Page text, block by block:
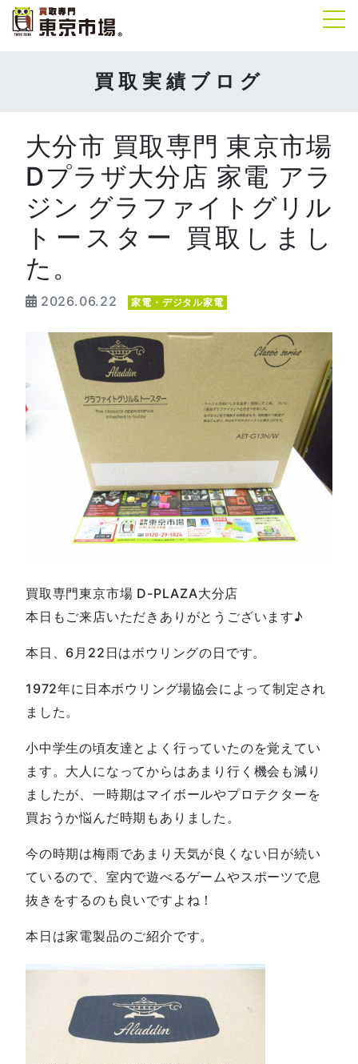
買取実績ブログ
大分市 買取専門 東京市場
Dプラザ大分店 家電 アラ
ジン グラファイトグリル
トースター 買取しまし
た。
2026.06.22 家電・デジタル家電
買取専門東京市場 D-PLAZA大分店
本日もご来店いただきありがとうございます♪
本日、6月22日はボウリングの日です。
1972年に日本ボウリング場協会によって制定され
ました。
小中学生の頃友達とよく行っていたのを覚えてい
ます。大人になってからはあまり行く機会も減り
ましたが、一時期はマイボールやプロテクターを
買おうか悩んだ時期もありました。
今の時期は梅雨であまり天気が良くない日が続い
ているので、室内で遊べるゲームやスポーツで息
抜きをするのも良いですよね！
本日は家電製品のご紹介です。